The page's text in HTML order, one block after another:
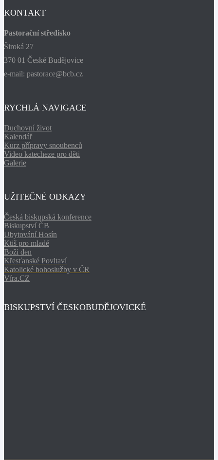
KONTAKT
Pastorační středisko
Široká 27
370 01 České Budějovice
e-mail: pastorace@bcb.cz
RYCHLÁ NAVIGACE
Duchovní život
Kalendář
Kurz přípravy snoubenců
Video katecheze pro děti
Galerie
UŽITEČNÉ ODKAZY
Česká biskupská konference
Biskupství ČB
Ubytování Hosín
Ktiš pro mladé
Boží den
Křesťanské Povltaví
Katolické bohoslužby v ČR
Víra.CZ
BISKUPSTVÍ ČESKOBUDĚJOVICKÉ